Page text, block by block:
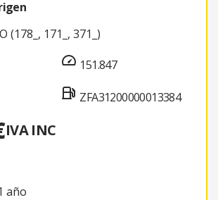
(178_, 171_, 371_)
151.847
ZFA31200000013384
IVA INC
año